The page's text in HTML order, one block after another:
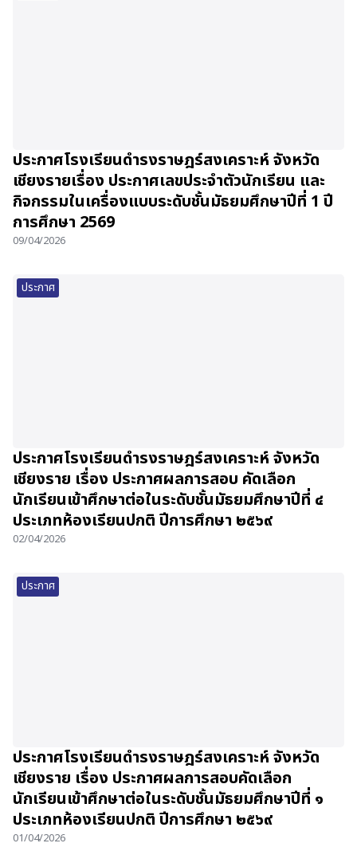
ประกาศโรงเรียนดำรงราษฎร์สงเคราะห์ จังหวัด
เชียงรายเรื่อง ประกาศเลขประจำตัวนักเรียน และ
กิจกรรมในเครื่องแบบระดับชั้นมัธยมศึกษาปีที่ 1 ปี
การศึกษา 2569
09/04/2026
ประกาศ
ประกาศโรงเรียนดำรงราษฎร์สงเคราะห์ จังหวัด
เชียงราย เรื่อง ประกาศผลการสอบ คัดเลือก
นักเรียนเข้าศึกษาต่อในระดับชั้นมัธยมศึกษาปีที่ ๔
ประเภทห้องเรียนปกติ ปีการศึกษา ๒๕๖๙
02/04/2026
ประกาศ
ประกาศโรงเรียนดำรงราษฎร์สงเคราะห์ จังหวัด
เชียงราย เรื่อง ประกาศผลการสอบคัดเลือก
นักเรียนเข้าศึกษาต่อในระดับชั้นมัธยมศึกษาปีที่ ๑
ประเภทห้องเรียนปกติ ปีการศึกษา ๒๕๖๙
01/04/2026